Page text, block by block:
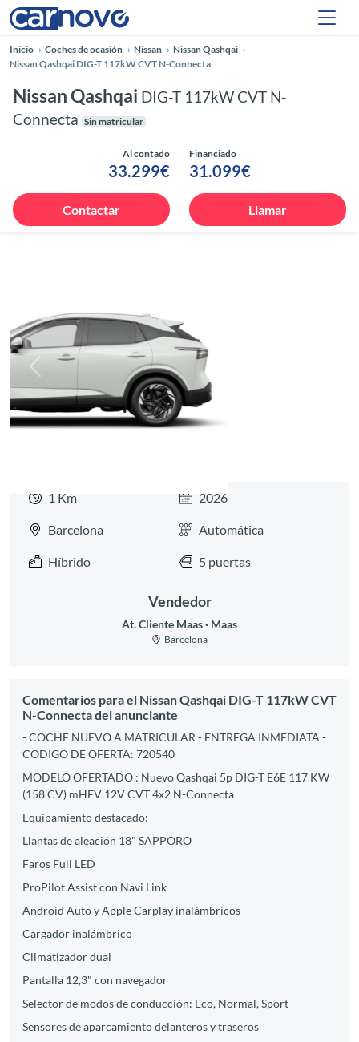
Inicio Coches de ocasión Nissan
Nissan Qashqai
Nissan Qashqai DIG-T 117kW CVT N-Connecta
Nissan Qashqai DIG-T 117kW CVT N-
Connecta Sin matricular
Al contado
33.299€
Financiado
31.099€
Contactar Llamar
Anterior
1 Km 2026
Barcelona Automática
Híbrido 5 puertas
Vendedor
At. Cliente Maas Maas
Barcelona
Comentarios para el Nissan Qashqai DIG-T 117kW CVT
N-Connecta del anunciante
- COCHE NUEVO A MATRICULAR - ENTREGA INMEDIATA -
CODIGO DE OFERTA: 720540
MODELO OFERTADO : Nuevo Qashqai 5p DIG-T E6E 117 KW
(158 CV) mHEV 12V CVT 4x2 N-Connecta
Equipamiento destacado:
Llantas de aleación 18" SAPPORO
Faros Full LED
ProPilot Assist con Navi Link
Android Auto y Apple Carplay inalámbricos
Cargador inalámbrico
Climatizador dual
Pantalla 12,3" con navegador
Selector de modos de conducción: Eco, Normal, Sport
Sensores de aparcamiento delanteros y traseros